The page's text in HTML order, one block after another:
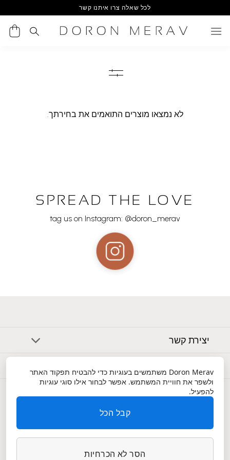
to
content
לכל שאלה צרו איתנו קשר
לא נמצאו מוצרים התואמים את בחירתך.
SPREAD THE LOVE
tag us on Instagram: @doron_merav
יצירת קשר
שירות לקוחות
Doron Merav משתמשים בעוגיות כדי להבטיח תפקוד האתר
ולשפר את חוויית המשתמש. אפשר לבחור אילו סוגי עוגיות
להפעיל.
קבל הכל
הסר לא הכרחיות